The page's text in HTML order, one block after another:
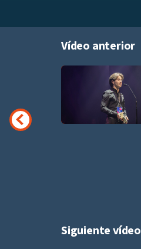
Vídeo anterior
Siguiente vídeo